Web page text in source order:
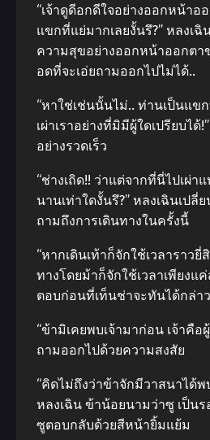
“เจ้าดูดีอกดีใจอย่างออกหน้าอ
แขกที่แย่มากเลยงั้นรึ?” หลงเ
ความสุขอย่างออกหน้าออกตา
อดที่จะเอ่ยถามออกไปไม่ได้..
“หาใช่เช่นนั้นไม่.. ท่านเป็นแข
เผ่าเราอย่างที่มิมีผู้ใดเปรียบได้
อย่างรวดเร็ว
“ช่างเถิด!! ว่าแต่จากที่นี่ไปเผ่า
นานเท่าใดงั้นรึ?” หลงเฉินเปลี่ย
ถามถึงการเดินทางในครั้งนี้
“หากเดินเท้าก็จักใช้เวลาราว
ทางโดยม้าก็จักใช้เวลาเพียงแ
ตอบก่อนที่เท็นช่าจะทันได้กล่า
“ข้ามิเคยพบเจ้ามาก่อน เจ้าคือ
ถามออกไปด้วยความสงสัย
“คิดไม่ถึงว่าข้าจักมีวาสนาได้
หลงเฉิน ข้าน้อยนามว่าซู เป็นร
ซูตอบกลับด้วยสีหน้ายิ้มแย้ม